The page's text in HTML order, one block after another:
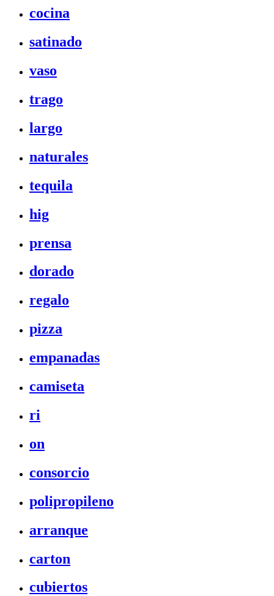
cocina
satinado
vaso
trago
largo
naturales
tequila
hig
prensa
dorado
regalo
pizza
empanadas
camiseta
ri
on
consorcio
polipropileno
arranque
carton
cubiertos